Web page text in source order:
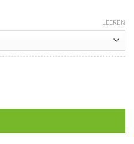
LEEREN